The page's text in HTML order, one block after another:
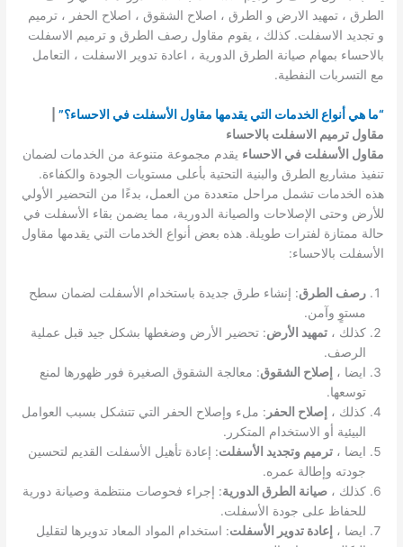
الطرق ، تمهيد الارض و الطرق ، اصلاح الشقوق ، اصلاح الحفر ، ترميم
و تجديد الاسفلت. كذلك ، يقوم مقاول رصف الطرق و ترميم الاسفلت
بالاحساء بمهام صيانة الطرق الدورية ، اعادة تدوير الاسفلت ، التعامل
مع التسربات النفطية.
“ما هي أنواع الخدمات التي يقدمها مقاول الأسفلت في الاحساء؟”
مقاول ترميم الاسفلت بالاحساء
مقاول الأسفلت في الاحساء يقدم مجموعة متنوعة من الخدمات لضمان
تنفيذ مشاريع الطرق والبنية التحتية بأعلى مستويات الجودة والكفاءة.
هذه الخدمات تشمل مراحل متعددة من العمل، بدءًا من التحضير الأولي
للأرض وحتى الإصلاحات والصيانة الدورية، مما يضمن بقاء الأسفلت في
حالة ممتازة لفترات طويلة. هذه بعض أنواع الخدمات التي يقدمها مقاول
الأسفلت بالاحساء:
رصف الطرق: إنشاء طرق جديدة باستخدام الأسفلت لضمان سطح
مستوٍ وآمن.
كذلك ،تمهيد الأرض: تحضير الأرض وضغطها بشكل جيد قبل عملية
الرصف.
ايضا ، إصلاح الشقوق: معالجة الشقوق الصغيرة فور ظهورها لمنع
توسعها.
كذلك ، إصلاح الحفر : ملء وإصلاح الحفر التي تتشكل بسبب العوامل
البيئية أو الاستخدام المتكرر.
ايضا ،ترميم وتجديد الأسفلت: إعادة تأهيل الأسفلت القديم لتحسين
جودته وإطالة عمره.
كذلك ،صيانة الطرق الدورية: إجراء فحوصات منتظمة وصيانة دورية
للحفاظ على جودة الأسفلت.
ايضا ، إعادة تدوير الأسفلت: استخدام المواد المعاد تدويرها لتقليل